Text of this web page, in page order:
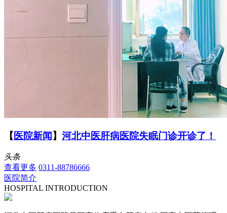
【 医院新闻】 河北中医肝病医院失眠门诊开诊了！
头条
查看更多 0311-88786666
医院简介
HOSPITAL INTRODUCTION